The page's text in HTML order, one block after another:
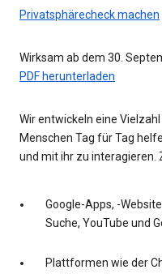
Privatsphärecheck machen
Wirksam ab dem 30.
PDF herunterladen
Wir entwickeln eine
Menschen Tag für Tag
und mit ihr zu interagieren.
Google-Apps, -
Suche, YouTube und
Plattformen wie der